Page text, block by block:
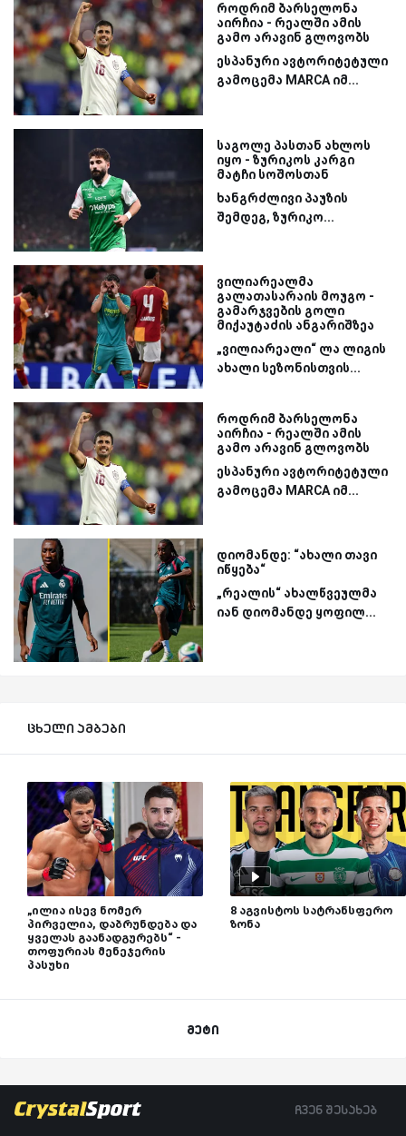
როდრიმ ბარსელონა
აირჩია - რეალში ამის
გამო არავინ გლოვობს
ესპანური ავტორიტეტული
გამოცემა MARCA იმ...
საგოლე პასთან ახლოს
იყო - ზურიკოს კარგი
მატჩი სოშოსთან
ხანგრძლივი პაუზის
შემდეგ, ზურიკო...
ვილიარეალმა
გალათასარაის მოუგო -
გამარჯვების გოლი
მიქაუტაძის ანგარიშზეა
„ვილიარეალი“ ლა ლიგის
ახალი სეზონისთვის...
როდრიმ ბარსელონა
აირჩია - რეალში ამის
გამო არავინ გლოვობს
ესპანური ავტორიტეტული
გამოცემა MARCA იმ...
დიომანდე: “ახალი თავი
იწყება“
„რეალის“ ახალწვეულმა
იან დიომანდე ყოფილ...
ცხელი ამბები
„ილია ისევ ნომერ
პირველია, დაბრუნდება და
ყველას გაანადგურებს“ -
თოფურიას მენეჯერის
პასუხი
8 აგვისტოს სატრანსფერო
ზონა
მეტი
ჩვენ შესახებ